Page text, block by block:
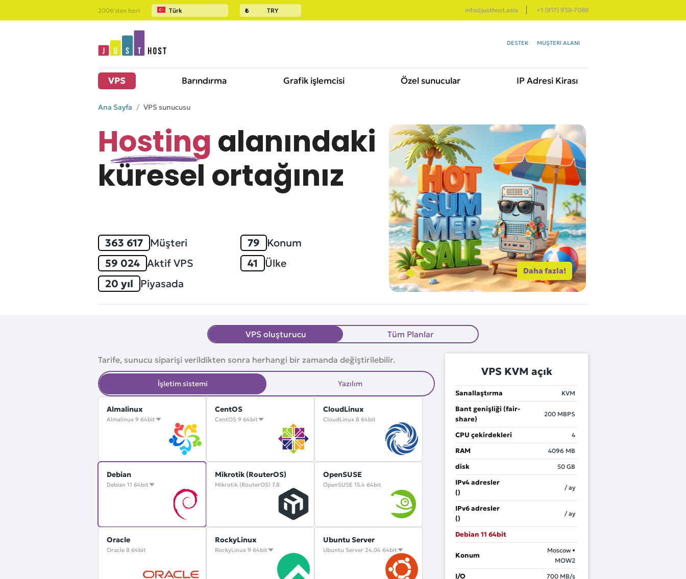
2006'dan beri Türk ₺ TRY info@justhost.asia +1 (917) 938-7088
DESTEK MÜŞTERI ALANI
VPS Barındırma Grafik işlemcisi Özel sunucular IP Adresi Kirası
Ana Sayfa VPS sunucusu
Hosting alanındaki
küresel ortağınız
363 617 Müşteri 79
Konum
59 024 Aktif VPS 41
Ülke
20 yıl
Piyasada
Daha fazla!
VPS SUNUCU
85.35 ₺'DAN
İşlemci: 1 core
RAM: 512 Megabayt
NVMe disk: 5 Gigabayt
ÖLÇÜLMEMİŞ bağlantı noktası:
10 Mbit (fair-share)
VPS oluşturucu Tüm Planlar
Tarife, sunucu siparişi verildikten sonra herhangi bir zamanda değiştirilebilir.
İşletim sistemi Yazılım
Almalinux
Almalinux 9 64bit
CentOS
CentOS 9 64bit
CloudLinux
CloudLinux 8 64bit
Debian
Debian 11 64bit
Mikrotik (RouterOS)
Mikrotik (RouterOS) 7.8
OpenSUSE
OpenSUSE 15.4 64bit
Oracle
Oracle 8 64bit
RockyLinux
RockyLinux 9 64bit
Ubuntu Server
Ubuntu Server 24.04 64bit
VPS KVM açık
Sanallaştırma KVM
Bant genişliği (fair-
share)
200 MBPS
CPU çekirdekleri 4
RAM 4096 MB
disk 50 GB
IPv4 adresler
()
/ay
IPv6 adresler
()
/ay
Debian 11 64bit
Konum
Moscow •
MOW2
I/O 700 MB/s